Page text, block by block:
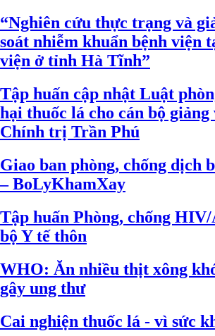
“Nghiên cứu thực trạng và
soát nhiễm khuẩn bệnh viện
viện ở tỉnh Hà Tĩnh”
Tập huấn cập nhật Luật
hại thuốc lá cho cán bộ
Chính trị Trần Phú
Giao ban phòng, chống dịch
– BoLyKhamXay
Tập huấn Phòng, chống
bộ Y tế thôn
WHO: Ăn nhiều thịt xông
gây ung thư
Cai nghiện thuốc lá - vì sức